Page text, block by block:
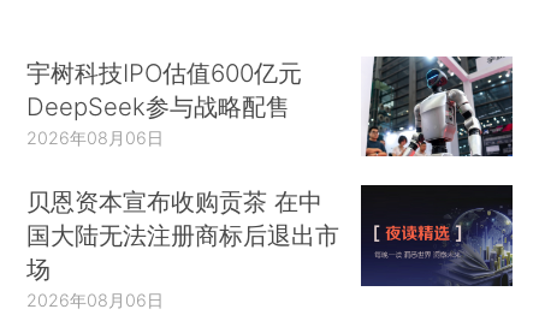
宇树科技IPO估值600亿元
DeepSeek参与战略配售
2026年08月06日
贝恩资本宣布收购贡茶 在中
国大陆无法注册商标后退出市
场
2026年08月06日